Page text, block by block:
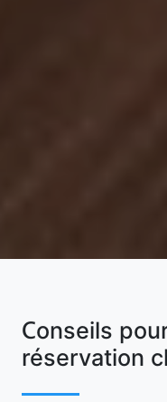
Conseils
réservation